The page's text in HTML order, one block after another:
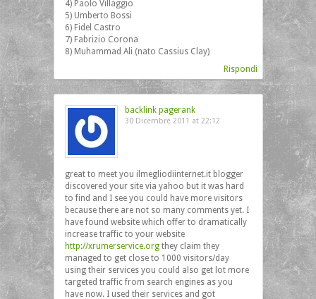
4) Paolo Villaggio
5) Umberto Bossi
6) Fidel Castro
7) Fabrizio Corona
8) Muhammad Ali (nato Cassius Clay)
Rispondi
backlink pagerank
30 Dicembre 2011 at 22:12
great to meet you ilmegliodiinternet.it blogger
discovered your site via yahoo but it was hard
to find and I see you could have more visitors
because there are not so many comments yet. I
have found website which offer to dramatically
increase traffic to your website
http://xrumerservice.orgthey claim they
managed to get close to 1000 visitors/day
using their services you could also get lot more
targeted traffic from search engines as you
have now. I used their services and got